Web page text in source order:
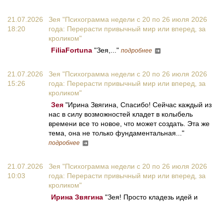
21.07.2026
18:20
Зея "Психограмма недели с 20 по 26 июля 2026
года: Перерасти привычный мир или вперед, за
кроликом"
FiliaFortuna "Зея,..." подробнее
21.07.2026
15:26
Зея "Психограмма недели с 20 по 26 июля 2026
года: Перерасти привычный мир или вперед, за
кроликом"
Зея "Ирина Звягина, Спасибо! Сейчас каждый из
нас в силу возможностей кладет в колыбель
времени все то новое, что может создать. Эта же
тема, она не только фундаментальная..."
подробнее
21.07.2026
10:03
Зея "Психограмма недели с 20 по 26 июля 2026
года: Перерасти привычный мир или вперед, за
кроликом"
Ирина Звягина "Зея! Просто кладезь идей и